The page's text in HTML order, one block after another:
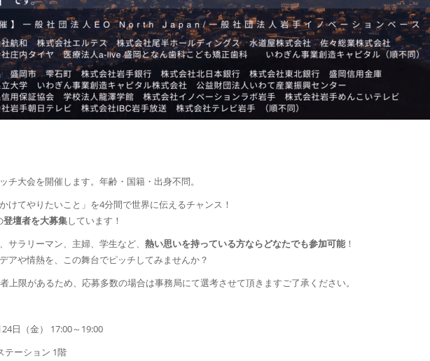
チ大会を開催します。年齢・国籍・出身不問。
けてやりたいこと」を4分間で世界に伝えるチャンス！
登壇者を大募集しています！
サラリーマン、主婦、学生など、 熱い思いを持っている方ならどなたでも参加可能 ！
アや情熱を、この舞台でピッチしてみませんか？
上限があるため、応募多数の場合は事務局にて選考させて頂きますご了承ください。
24日（金） 17:00～19:00
テーション 1階